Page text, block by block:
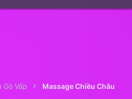
Gò Vấp Massage Chiều Châu